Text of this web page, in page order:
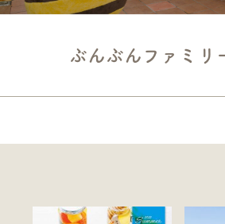
ぶんぶんファミリ